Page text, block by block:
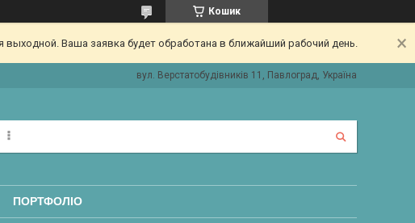
Кошик
Ваша заявка будет обработана в ближайший рабочий день.
вул. Верстатобудівників 11, Павлоград, Україна
ПОРТФОЛІО